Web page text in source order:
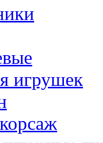
игрушек